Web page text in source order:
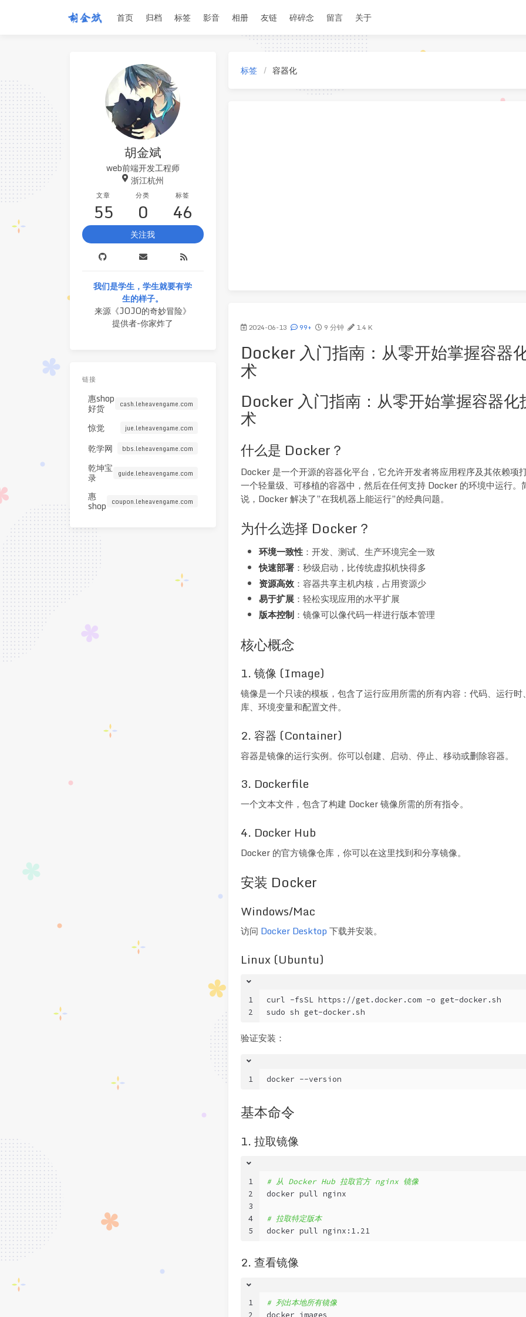
首页 归档 标签 影音 相册 友链 碎碎念 留言 关于
标签 容器化
2024-06-13 99+ 9 分钟 1.4 K
Docker 入门指南：从零开始掌握容器
术
Docker 入门指南：从零开始掌握容器化
术
什么是 Docker？
Docker 是一个开源的容器化平台，它允许开发者将应用程序及其依赖项
一个轻量级、可移植的容器中，然后在任何支持 Docker 的环境中运行。
说，Docker 解决了”在我机器上能运行”的经典问题。
为什么选择 Docker？
环境一致性 ：开发、测试、生产环境完全一致
快速部署 ：秒级启动，比传统虚拟机快得多
资源高效：容器共享主机内核，占用资源少
易于扩展 ：轻松实现应用的水平扩展
版本控制 ：镜像可以像代码一样进行版本管理
核心概念
1. 镜像 (Image)
镜像是一个只读的模板，包含了运行应用所需的所有内容：代码、运行时
库、环境变量和配置文件。
2. 容器 (Container)
容器是镜像的运行实例。你可以创建、启动、停止、移动或删除容器。
3. Dockerfile
一个文本文件，包含了构建 Docker 镜像所需的所有指令。
4. Docker Hub
Docker 的官方镜像仓库，你可以在这里找到和分享镜像。
安装 Docker
Windows/Mac
访问 Docker Desktop下载并安装。
Linux (Ubuntu)
1
2
curl -fsSL https://get.docker.com -o get-docker.sh
sudo sh get-docker.sh
验证安装：
1 docker --version
基本命令
1. 拉取镜像
1
2
3
4
5
# 从 Docker Hub 拉取官方 nginx 镜像
docker pull nginx
# 拉取特定版本
docker pull nginx:1.21
2. 查看镜像
1
# 列出本地所有镜像
胡金斌
web前端开发工程师
浙江杭州
文章
55
分类
0
标签
46
关注我
我们是学生，学生就要有学
生的样子。
来源《JOJO的奇妙冒险》
提供者-你家炸了
链接
惠shop
好货 cash.leheavengame.com
惊觉 jue.leheavengame.com
乾学网 bbs.leheavengame.com
乾坤宝
录 guide.leheavengame.com
惠
shop coupon.leheavengame.com